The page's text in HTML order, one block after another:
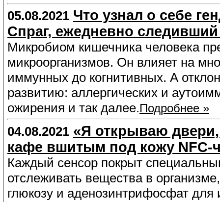
05.08.2021 Что узнал о себе
Спраг, ежедневно
Микробиом кишечника человека
микроорганизмов. Он влияет на
иммунных до когнитивных. А
развитию: аллергических и
ожирения и так далее.Подробнее »
04.08.2021 «Я открываю
кафе вшитым под кожу NFC-
Каждый сенсор покрыт
отслеживать вещества в
глюкозу и аденозинтрифосфат для